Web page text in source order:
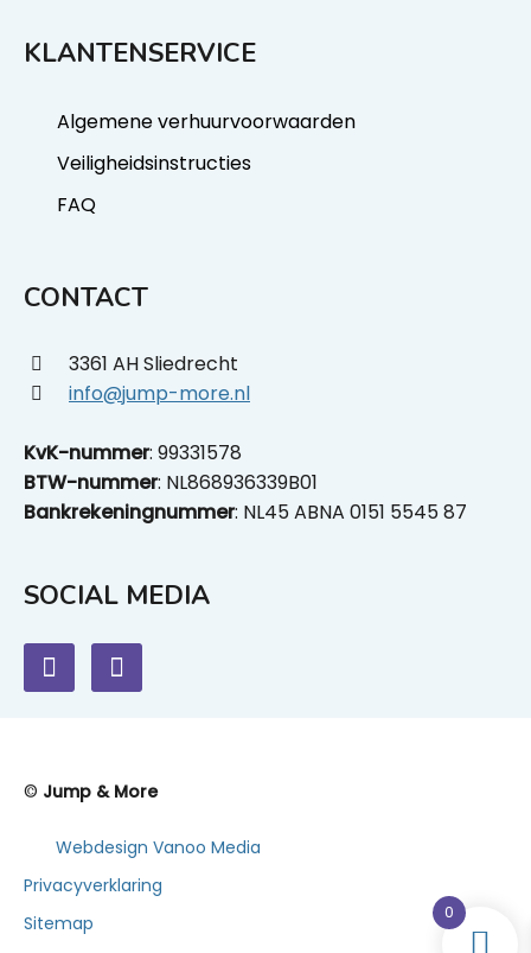
KLANTENSERVICE
Algemene verhuurvoorwaarden
Veiligheidsinstructies
FAQ
CONTACT
3361 AH Sliedrecht
info@jump-more.nl
KvK-nummer: 99331578
BTW-nummer: NL868936339B01
Bankrekeningnummer: NL45 ABNA 0151 5545 87
SOCIAL MEDIA
© Jump & More
Webdesign Vanoo Media
Privacyverklaring
Sitemap
0